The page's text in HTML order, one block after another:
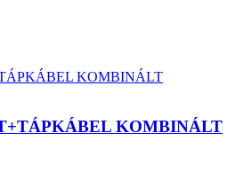
KOMBINÁLT